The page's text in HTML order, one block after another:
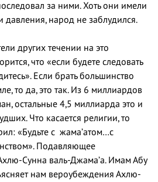
за ними. Хоть они имели
давления, народ не заблудился.
других течении на это
что «если будете следовать
Если брать большинство
то да, это так. Из 6 миллиардов
остальные 4,5 миллиарда это и
Что касается религии, то
«Будьте с жама’атом…с
Подавляющее
Сунна валь-Джама’а. Имам Абу
нам вероубеждения Ахлю-